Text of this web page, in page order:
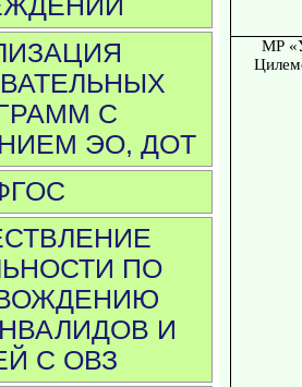
С
ЭО, ДОТ
ПО
И
С ОВЗ
МР